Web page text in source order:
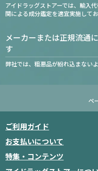
アイドラッグストアーでは、輸入
関による成分鑑定を適宜実施してお
メーカーまたは正規流通
す
弊社では、粗悪品が紛れ込まない
ペ
ご利用ガイド
お支払いについて
特集・コンテンツ